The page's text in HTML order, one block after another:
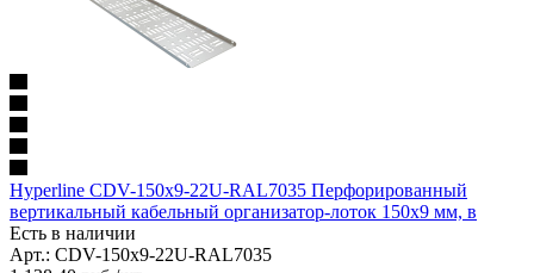
Hyperline CDV-150x9-22U-RAL7035 Перфорированный
вертикальный кабельный организатор-лоток 150х9 мм, в
Есть в наличии
Арт.: CDV-150x9-22U-RAL7035